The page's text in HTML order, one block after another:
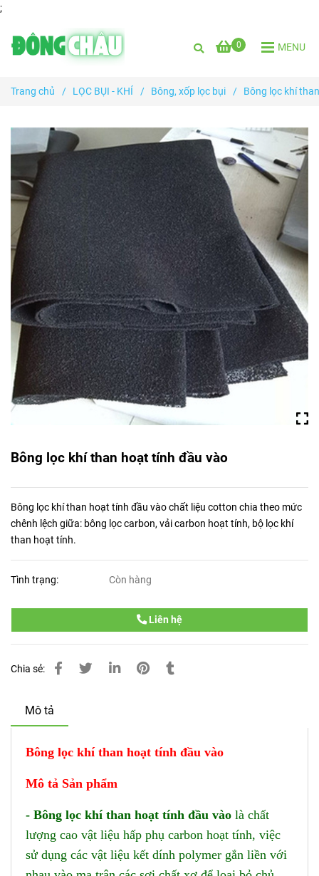
;
0 MENU
Trang chủ / LỌC BỤI - KHÍ / Bông, xốp lọc bụi / Bông lọc khí
Bông lọc khí than hoạt tính đầu vào
Bông lọc khí than hoạt tính đầu vào chất liệu cotton chia theo mức
chênh lệch giữa: bông lọc carbon, vải carbon hoạt tính, bộ lọc khí
than hoạt tính.
Tình trạng: Còn hàng
Liên hệ
Chia sẻ:
Mô tả
Bông lọc khí than hoạt tính đầu vào
Mô tả Sản phẩm
- Bông lọc khí than hoạt tính đầu vào là chất
lượng cao vật liệu hấp phụ carbon hoạt tính, việc
sử dụng các vật liệu kết dính polymer gắn liền với